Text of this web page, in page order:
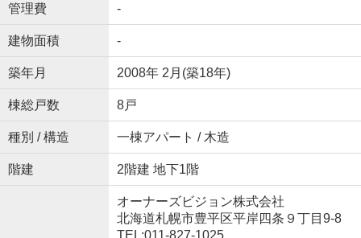
管理費 -
建物面積 -
築年月 2008年 2月(築18年)
棟総戸数 8戸
種別 / 構造 一棟アパート / 木造
階建 2階建 地下1階
オーナーズビジョン株式会社
北海道札幌市豊平区平岸四条９丁目9-8
TEL:011-827-1025